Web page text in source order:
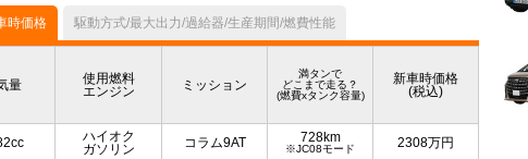
時価格 駆動方式/最大出力/過給器/生産期間/燃費性能
量
使用燃料
エンジン
ミッション
満タンで
どこまで走る？
(燃費xタンク容量)
新車時価格
(税込)
ハイオク
ガソリン
コラム9AT 728km
※JC08モード 2308万円